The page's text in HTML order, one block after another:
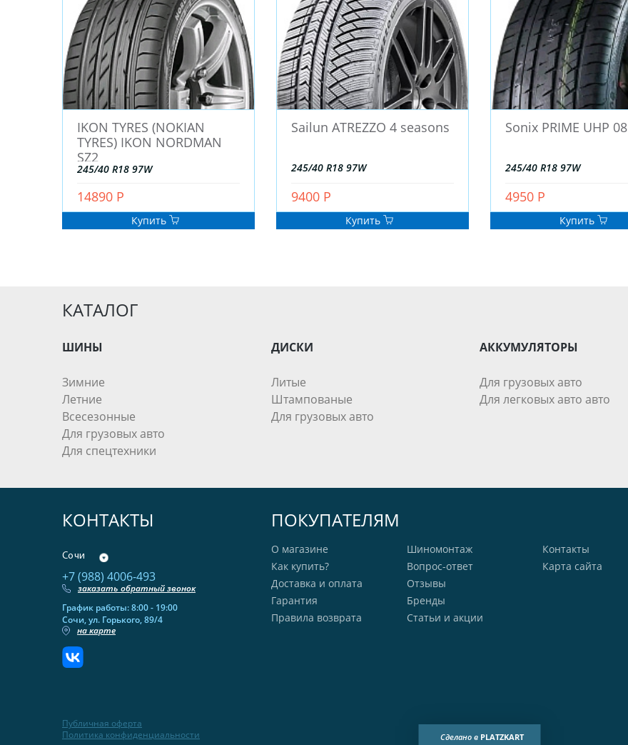
IKON TYRES (NOKIAN
TYRES) IKON NORDMAN
SZ2
245/40 R18 97W
14890 Р
Купить
Sailun ATREZZO 4 seasons
245/40 R18 97W
9400 Р
Купить
Sonix PRIME UHP 08
245/40 R18 97W
4950 Р
Купить
КАТАЛОГ
ШИНЫ
Зимние
Летние
Всесезонные
Для грузовых авто
Для спецтехники
ДИСКИ
Литые
Штампованые
Для грузовых авто
АККУМУЛЯТОРЫ
Для грузовых авто
Для легковых авто авто
КОНТАКТЫ
Сочи
+7 (988) 4006-493
заказать обратный звонок
График работы: 8:00 - 19:00
Сочи, ул. Горького, 89/4
на карте
ПОКУПАТЕЛЯМ
О магазине
Как купить?
Доставка и оплата
Гарантия
Правила возврата
Шиномонтаж
Вопрос-ответ
Отзывы
Бренды
Статьи и акции
Контакты
Карта сайта
Публичная оферта
Политика конфиденциальности
Сделано в PLATZKART